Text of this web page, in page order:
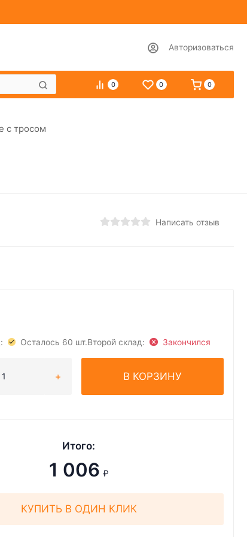
Авторизоваться
0 0 0
с тросом
Написать отзыв
Осталось 60 шт.Второй склад: Закончился
В КОРЗИНУ
Итого:
1 006 ₽
КУПИТЬ В ОДИН КЛИК